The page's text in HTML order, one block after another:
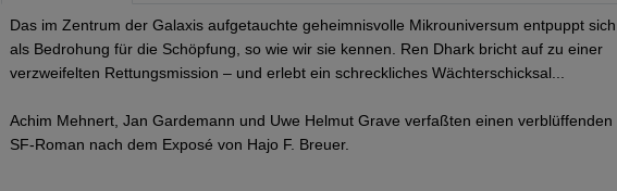
Das im Zentrum der Galaxis aufgetauchte geheimnisvolle Mikrouniversum entpuppt sich
als Bedrohung für die Schöpfung, so wie wir sie kennen. Ren Dhark bricht auf zu einer
verzweifelten Rettungsmission – und erlebt ein schreckliches Wächterschicksal...
Achim Mehnert, Jan Gardemann und Uwe Helmut Grave verfaßten einen verblüffenden
SF-Roman nach dem Exposé von Hajo F. Breuer.